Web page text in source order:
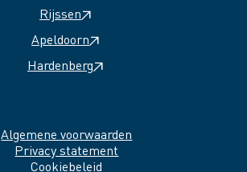
Rijssen
Apeldoorn
Hardenberg
Algemene voorwaarden
Privacy statement
Cookiebeleid